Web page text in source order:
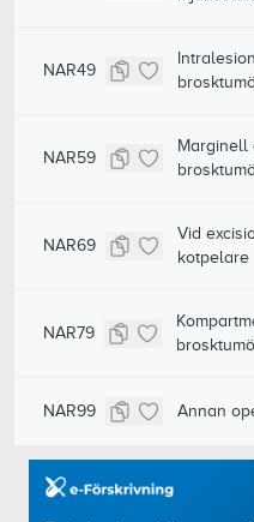
NAR49
NAR59
Marginell
NAR69
Vid
kotpelare
NAR79
NAR99 Annan